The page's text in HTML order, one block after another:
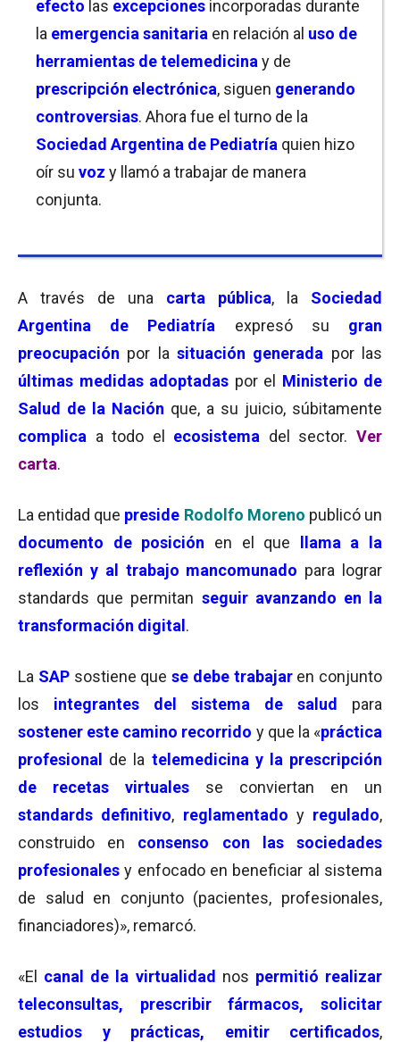
efecto las excepciones incorporadas durante
la emergencia sanitaria en relación al uso de
herramientas de telemedicina y de
prescripción electrónica, siguen generando
controversias. Ahora fue el turno de la
Sociedad Argentina de Pediatría quien hizo
oír su voz y llamó a trabajar de manera
conjunta.
A través de una carta pública, la Sociedad
Argentina de Pediatría expresó su gran
preocupación por la situación generada por las
últimas medidas adoptadas por el Ministerio de
Salud de la Nación que, a su juicio, súbitamente
complica a todo el ecosistema del sector.Ver
carta.
La entidad que preside Rodolfo Moreno publicó un
documento de posición en el que
llama a la
reflexión y al trabajo mancomunado para lograr
standards que permitan seguir avanzando en la
transformación digita .
La SAPsostiene que se debe trabajar en conjunto
los integrantes del sistema de salud
para
sostener este camino recorrido y que la «práctica
profesional
de la telemedicina y la prescripción
de recetas virtuales
se conviertan en un
standards definitivo, reglamentado y regulado,
construido en consenso con las sociedades
profesionales y enfocado en beneficiar al sistema
de salud en conjunto (pacientes, profesionales,
financiadores)», remarcó.
«El canal de la virtualidad nos permitió realizar
teleconsultas, prescribir fármacos, solicitar
estudios y prácticas, emitir certificados,